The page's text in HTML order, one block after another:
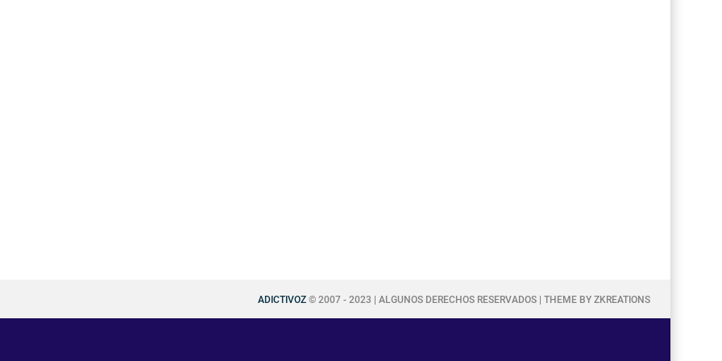
ADICTIVOZ © 2007 - 2023 | ALGUNOS DERECHOS RESERVADOS | THEME BY ZKREATIONS